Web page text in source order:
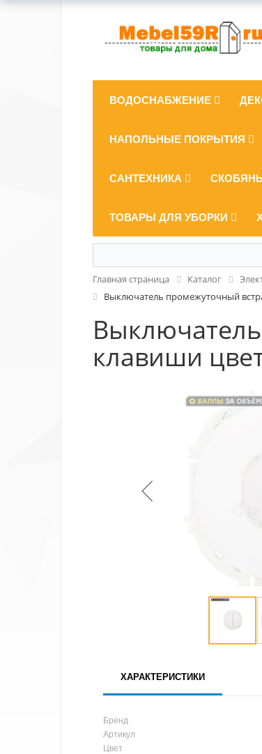
ВОДОСНАБЖЕНИЕ
НАПОЛЬНЫЕ ПОКРЫТИЯ
САНТЕХНИКА
ТОВАРЫ ДЛЯ УБОРКИ
Главная страница Каталог
Выключатель промежуточный
клавиши
ХАРАКТЕРИСТИКИ
Бренд
Артикул
Цвет